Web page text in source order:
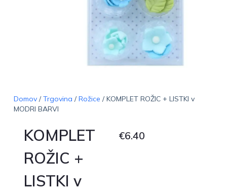
Domov/Trgovina /Rožice / KOMPLET ROŽIC + LISTKI v
MODRI BARVI
KOMPLET
ROŽIC +
LISTKI v
€6.40